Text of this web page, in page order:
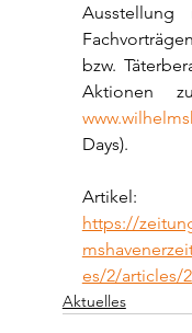
Ausstellung
bzw.
Days).
https://
es/2/articles/
Aktuelles